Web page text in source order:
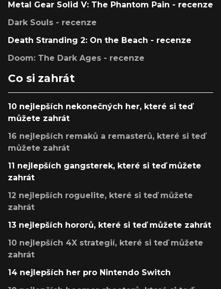
Metal Gear Solid V: The Phantom Pain - recenze
Dark Souls - recenze
Death Stranding 2: On the Beach - recenze
Doom: The Dark Ages - recenze
Co si zahrát
10 nejlepších nekonečných her, které si teď
můžete zahrát
16 nejlepších remaků a remasterů, které si teď
můžete zahrát
11 nejlepších gangsterek, které si teď můžete
zahrát
12 nejlepších roguelite, které si teď můžete
zahrát
13 nejlepších hororů, které si teď můžete zahrát
10 nejlepších 4X strategií, které si teď můžete
zahrát
14 nejlepších her pro Nintendo Switch